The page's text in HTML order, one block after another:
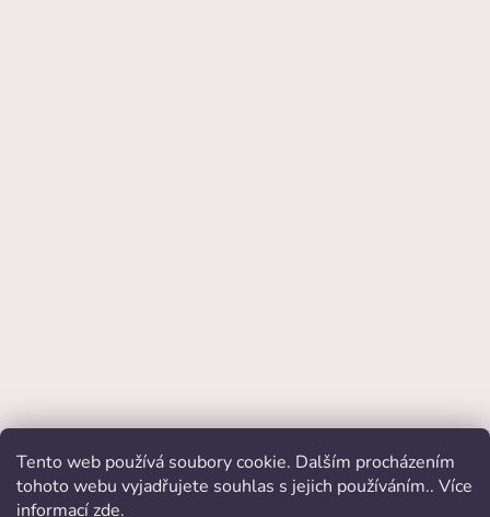
Tento web používá soubory cookie. Dalším procházením
tohoto webu vyjadřujete souhlas s jejich používáním.. Více
informací zde.
Přijímáme online platby